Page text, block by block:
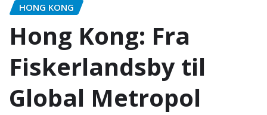
HONG KONG
Hong Kong: Fra
Fiskerlandsby til
Global Metropol